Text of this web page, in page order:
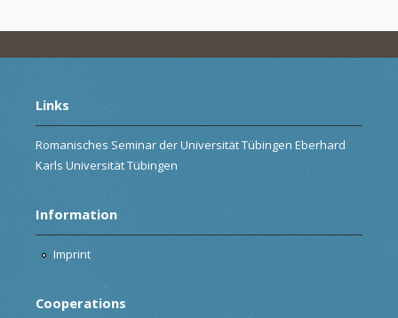
Links
Romanisches Seminar der Universität Tübingen Eberhard
Karls Universität Tübingen
Information
Imprint
Cooperations